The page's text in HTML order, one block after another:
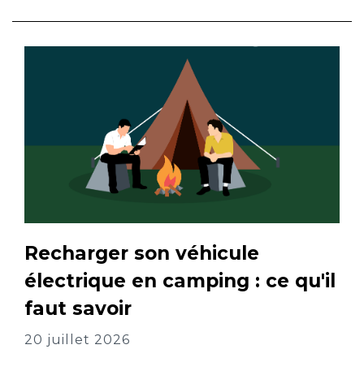
Recharger son véhicule
électrique en camping : ce qu'il
faut savoir
20 juillet 2026